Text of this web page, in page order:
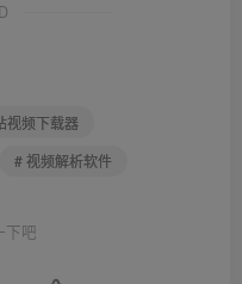
视频下载器
# 视频解析软件
下吧